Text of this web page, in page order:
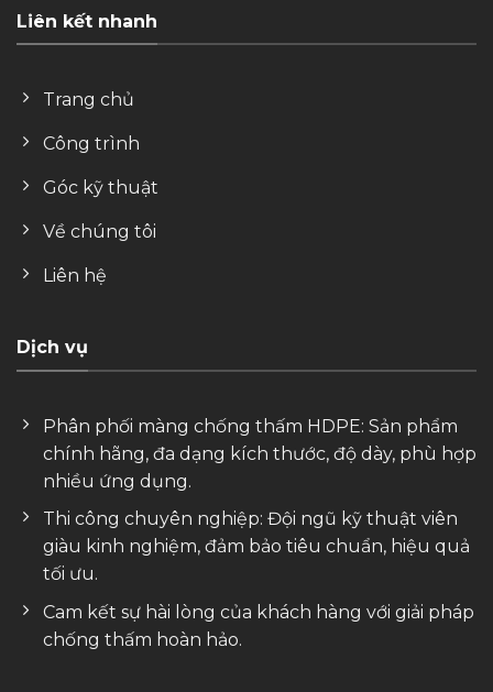
Liên kết nhanh
Trang chủ
Công trình
Góc kỹ thuật
Về chúng tôi
Liên hệ
Dịch vụ
Phân phối màng chống thấm HDPE: Sản phẩm
chính hãng, đa dạng kích thước, độ dày, phù hợp
nhiều ứng dụng.
Thi công chuyên nghiệp: Đội ngũ kỹ thuật viên
giàu kinh nghiệm, đảm bảo tiêu chuẩn, hiệu quả
tối ưu.
Cam kết sự hài lòng của khách hàng với giải pháp
chống thấm hoàn hảo.